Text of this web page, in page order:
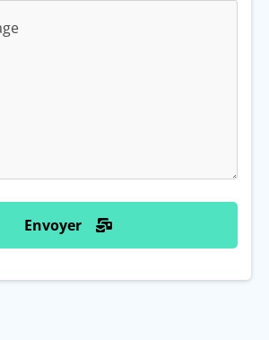
Envoyer